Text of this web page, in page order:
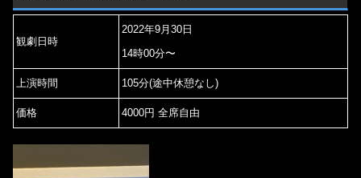
観劇日時
2022年9月30日
14時00分〜
上演時間 105分(途中休憩なし)
価格 4000円 全席自由